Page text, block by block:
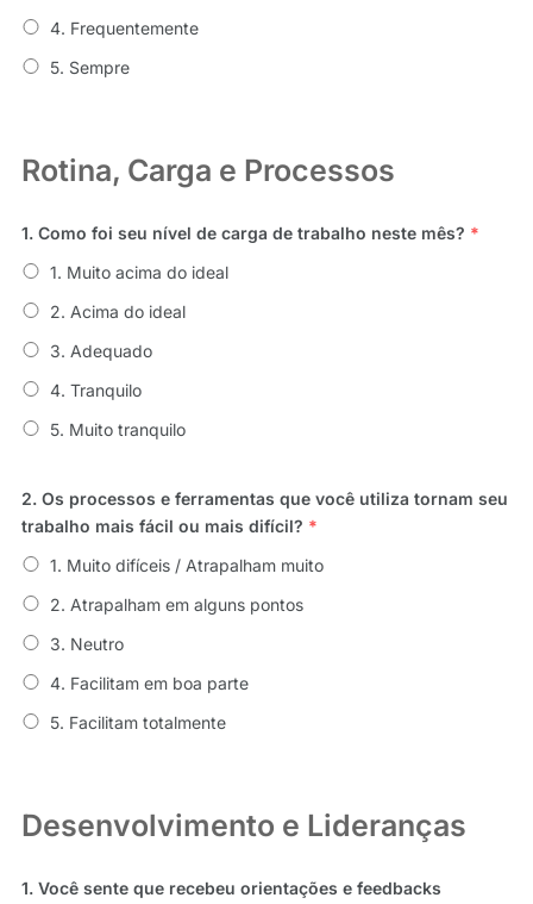
4. Frequentemente
5. Sempre
Rotina, Carga e Processos
1. Como foi seu nível de carga de trabalho neste mês? *
1. Muito acima do ideal
2. Acima do ideal
3. Adequado
4. Tranquilo
5. Muito tranquilo
2. Os processos e ferramentas que você utiliza tornam seu
trabalho mais fácil ou mais difícil? *
1. Muito difíceis / Atrapalham muito
2. Atrapalham em alguns pontos
3. Neutro
4. Facilitam em boa parte
5. Facilitam totalmente
Desenvolvimento e Lideranças
1. Você sente que recebeu orientações e feedbacks